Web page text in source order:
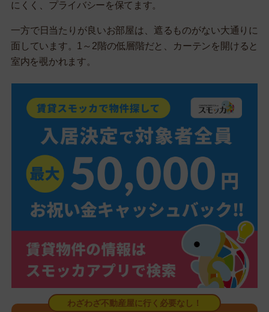
にくく、プライバシーを保てます。
一方で日当たりが良いお部屋は、遮るものがない大通りに
面しています。1～2階の低層階だと、カーテンを開けると
室内を覗かれます。